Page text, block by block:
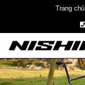
Trang chủ
Nishiki